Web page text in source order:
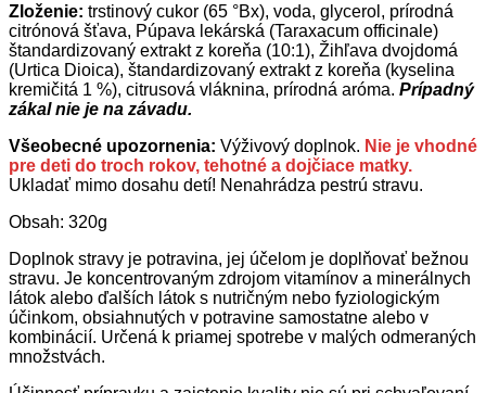
Zloženie: trstinový cukor (65 °Bx), voda, glycerol, prírodná
citrónová šťava, Púpava lekárská (Taraxacum officinale)
štandardizovaný extrakt z koreňa (10:1), Žihľava dvojdomá
(Urtica Dioica), štandardizovaný extrakt z koreňa (kyselina
kremičitá 1 %), citrusová vláknina, prírodná aróma. Prípadný
zákal nie je na závadu.
Všeobecné upozornenia: Výživový doplnok. Nie je vhodné
pre deti do troch rokov, tehotné a dojčiace matky.
Ukladať mimo dosahu detí! Nenahrádza pestrú stravu.
Obsah: 320g
Doplnok stravy je potravina, jej účelom je doplňovať bežnou
stravu. Je koncentrovaným zdrojom vitamínov a minerálnych
látok alebo ďalších látok s nutričným nebo fyziologickým
účinkom, obsiahnutých v potravine samostatne alebo v
kombinácií. Určená k priamej spotrebe v malých odmeraných
množstvách.